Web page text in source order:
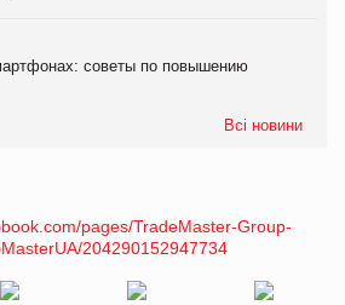
советы по повышению
Всі новини